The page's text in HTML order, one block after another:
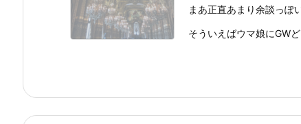
まあ正直あまり余談っぽ
そういえばウマ娘にGW